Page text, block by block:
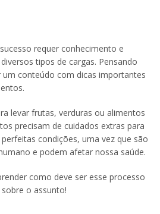
requer conhecimento e
tipos de cargas. Pensando
conteúdo com dicas importantes
levar frutas, verduras ou alimentos
precisam de cuidados extras para
condições, uma vez que são
e podem afetar nossa saúde.
como deve ser esse processo
o assunto!